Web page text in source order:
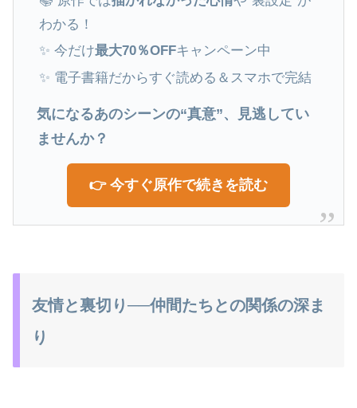
わかる！
✨ 今だけ最大70％OFFキャンペーン中
✨ 電子書籍だからすぐ読める＆スマホで完結
気になるあのシーンの“真意”、見逃してい
ませんか？
👉 今すぐ原作で続きを読む
友情と裏切り──仲間たちとの関係の深ま
り